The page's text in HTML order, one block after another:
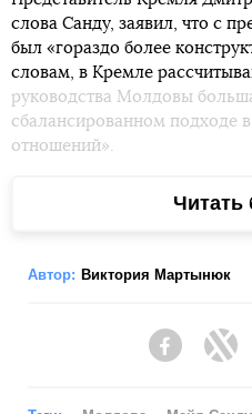
слова Санду, заявил, что с
был «гораздо более
словам, в Кремле
руководства Молдовы
сбалансированном подходе
отношений».
Читать
«Мы рассчитываем на то, что
негативные последствия
Песков, которого цитирует
Автор: Виктория Мартынюк
Facebook